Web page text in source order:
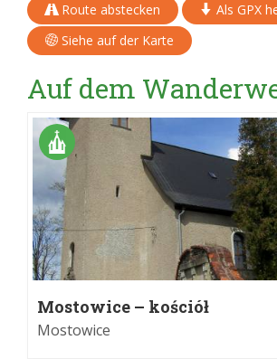
Route abstecken
Als GPX
Siehe auf der Karte
Auf dem
Mostowice – kościół
Mostowice